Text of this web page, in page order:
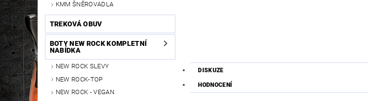
KMM ŠNĚROVADLA
TREKOVÁ OBUV
BOTY NEW ROCK KOMPLETNÍ
NABÍDKA
NEW ROCK SLEVY
NEW ROCK-TOP
NEW ROCK - VEGAN
DISKUZE
HODNOCENÍ